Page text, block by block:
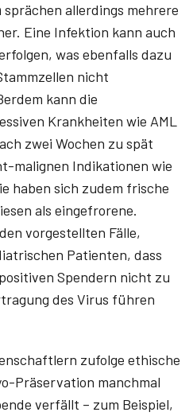
sprächen allerdings mehrere
Eine Infektion kann auch
was ebenfalls dazu
nicht
kann die
Krankheiten wie AML
zwei Wochen zu spät
malignen Indikationen wie
haben sich zudem frische
als eingefrorene.
vorgestellten Fälle,
Patienten, dass
Spendern nicht zu
des Virus führen
zufolge ethische
Präservation manchmal
verfällt – zum Beispiel,